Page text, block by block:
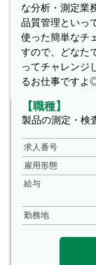
な分析・測定業
品質管理といっ
使った簡単なチ
すので、どなた
ってチャレンジ
るお仕事ですよ
【職種】
製品の測定・検
求人番号
雇用形態
給与
勤務地